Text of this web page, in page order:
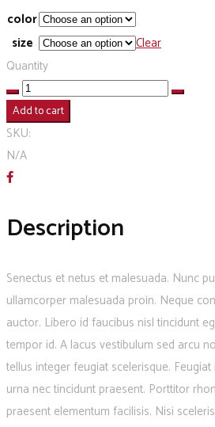
color
size
Clear
Quantity
UniCamp
Hoodie
quantity
Add to cart
SKU:
N/A
Description
Senectus et netus et malesuada. Nunc
ullamcorper malesuada proin. Neque
auctor. Libero id faucibus nisl tincidunt
tempor id. A lacus vestibulum sed arcu
tellus integer feugiat scelerisque.
urna nec tincidunt praesent. Porttitor
praesent elementum facilisis. Nisi